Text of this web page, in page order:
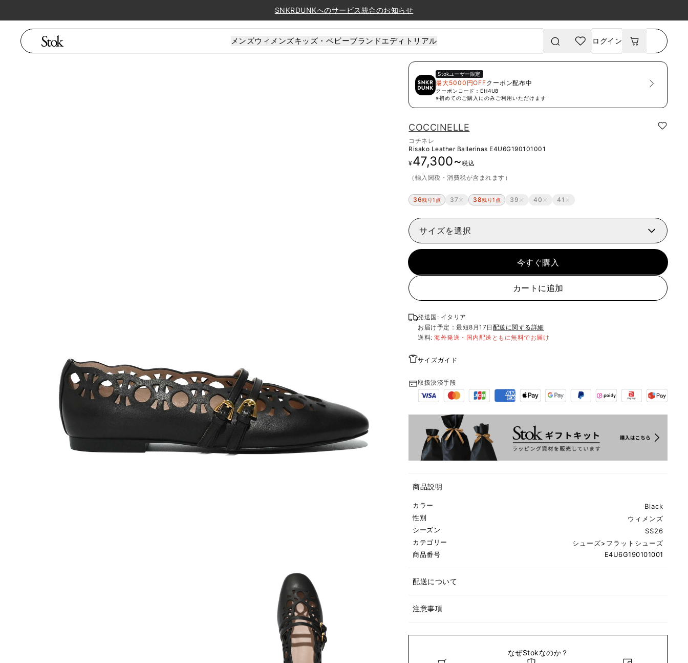
SNKRDUNKへのサービス統合のお知らせ
メンズウィメンズキッズ・ベビーブランドエディトリアル ログイン
Stokユーザー限定
最大5000円OFFクーポン配布中
クーポンコード： EH4U8
※初めてのご購入にのみご利用いただけます
COCCINELLE
コチネレ
Risako Leather Ballerinas E4U6G190101001
¥47,300~税込
（輸入関税・消費税が含まれます）
36残り1点 37 38残り1点 39 40 41
サイズを選択
今すぐ購入
カートに追加
発送国: イタリア
お届け予定：最短8月17日 配送に関する詳細
送料:海外発送・国内配送ともに無料でお届け
サイズガイド
取扱決済手段
商品説明
カラー
Black
性別
ウィメンズ
シーズン
SS26
カテゴリー
シューズ>フラットシューズ
商品番号
E4U6G190101001
配送について
注意事項
なぜStokなのか？